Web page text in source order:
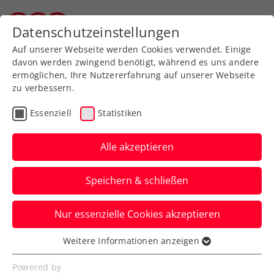
Zurück zur Newsübersicht
Turniere
Erste Bank Open:
Thiemstag feiert
Comeback – Misolic
eröffnet am Montag
Dominic Thiem startet beim ATP-Turnier
in Wien wie Jurij Rodionov am Dienstag,
Dennis Novak am Mittwoch.
Datenschutzeinstellungen
Auf unserer Webseite werden Cookies verwendet. Einige
davon werden zwingend benötigt, während es uns andere
ermöglichen, Ihre Nutzererfahrung auf unserer Webseite
zu verbessern.
Essenziell Statistiken
Alle akzeptieren
Speichern & schließen
Nur essenzielle Cookies akzeptieren
Essenziell
Essenzielle Cookies werden für grundlegende
Weitere Informationen anzeigen
Powered by